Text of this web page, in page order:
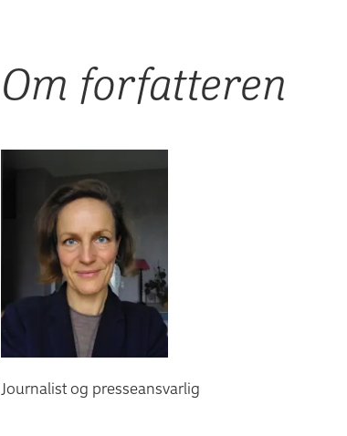
Om forfatteren
Journalist og presseansvarlig